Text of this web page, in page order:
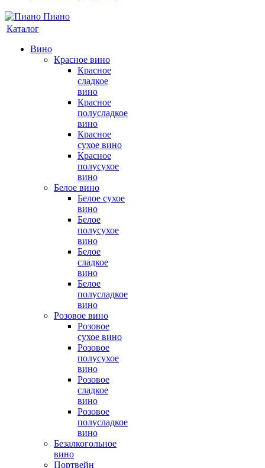
Каталог
Вино
Красное вино
Красное
сладкое
вино
Красное
полусладкое
вино
Красное
сухое вино
Красное
полусухое
вино
Белое вино
Белое сухое
вино
Белое
полусухое
вино
Белое
сладкое
вино
Белое
полусладкое
вино
Розовое вино
Розовое
сухое вино
Розовое
полусухое
вино
Розовое
сладкое
вино
Розовое
полусладкое
вино
Безалкогольное
вино
Портвейн